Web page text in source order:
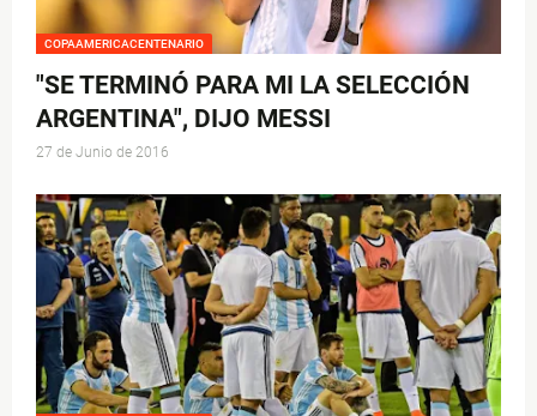
COPAAMERICACENTENARIO
"SE TERMINÓ PARA MI LA SELECCIÓN
ARGENTINA", DIJO MESSI
27 de Junio de 2016